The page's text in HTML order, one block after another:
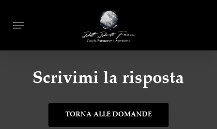
Menu
Scrivimi la risposta
TORNA ALLE DOMANDE